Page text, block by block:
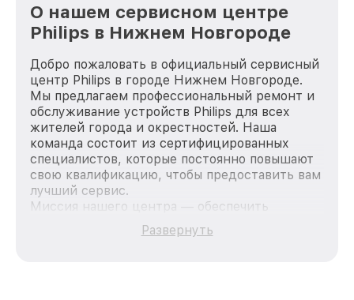
О нашем сервисном центре
Philips в Нижнем Новгороде
Добро пожаловать в официальный сервисный
центр Philips в городе Нижнем Новгороде.
Мы предлагаем профессиональный ремонт и
обслуживание устройств Philips для всех
жителей города и окрестностей. Наша
команда состоит из сертифицированных
специалистов, которые постоянно повышают
свою квалификацию, чтобы предоставить вам
лучший сервис.
Миссия нашего центра — обеспечить
качественный и доступный ремонт для
каждого пользователя продукции Philips, вне
Развернуть